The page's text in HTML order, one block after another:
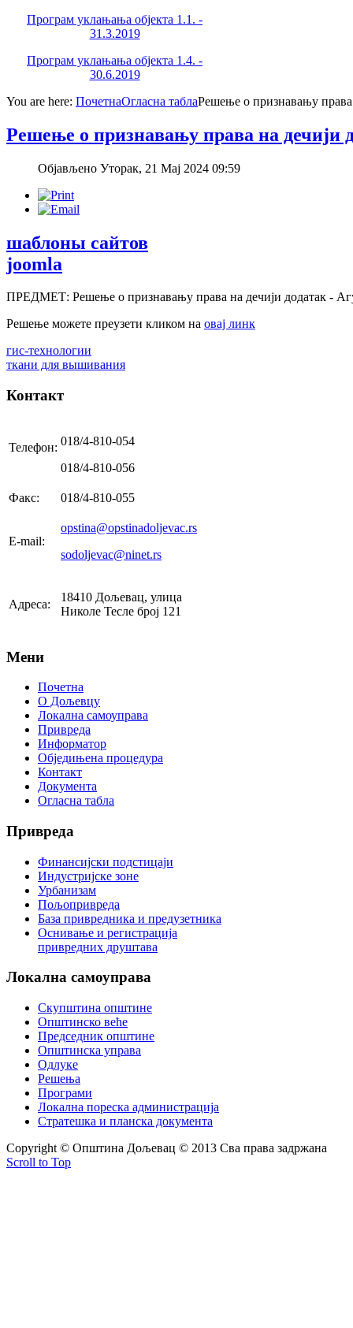
Програм уклањања објекта 1.1. -
31.3.2019
Програм уклањања објекта 1.4. -
30.6.2019
You are here: ПочетнаОгласна таблаРешење о признавању
Решење о признавању права на дечији
Објављено Уторак, 21 Мај 2024 09:59
шаблоны сайтов
joomla
ПРЕДМЕТ: Решење о признавању права на дечији додатак -
Решење можете преузети кликом на овај линк
гис-технологии
ткани для вышивания
Контакт
Телефон: 018/4-810-054
018/4-810-056
Факс: 018/4-810-055
E-mail:
opstina@opstinadoljevac.rs
sodoljevac@ninet.rs
Адреса:
18410 Дољевац, улица
Николе Тесле број 121
Мени
Почетна
О Дољевцу
Локална самоуправа
Привреда
Информатор
Обједињена процедура
Контакт
Документа
Огласна табла
Привреда
Финансијски подстицаји
Индустријске зоне
Урбанизам
Пољопривреда
База привредника и предузетника
Оснивање и регистрација
привредних друштава
Локална самоуправа
Скупштина општине
Општинско веће
Председник општине
Општинска управа
Одлуке
Решења
Програми
Локална пореска администрација
Стратешка и планска документа
Copyright © Oпштина Дољевац © 2013 Сва права задржана
Scroll to Top